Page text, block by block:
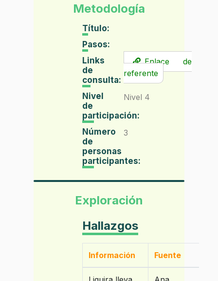
Metodología
Título:
Pasos:
Links
de
consulta:
Enlace de
referente
Nivel
de
participación:
Nivel 4
Número
de
personas
participantes:
3
Exploración
Hallazgos
Información Fuente